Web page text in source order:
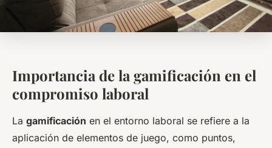
Importancia de la gamificación en el
compromiso laboral
La gamificación en el entorno laboral se refiere a la
aplicación de elementos de juego, como puntos,